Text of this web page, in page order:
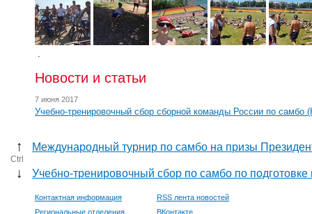
.
Новости и статьи
7 июня 2017
Учебно-тренировочный сбор сборной команды России по самбо
↑ Международный турнир по самбо на призы
Ctrl
↓ Учебно-тренировочный сбор по самбо по
Контактная информация
Региональные отделения
RSS лента новостей
ВКонтакте